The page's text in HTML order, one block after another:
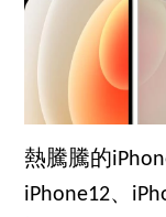
熱騰騰的
iPhone12、